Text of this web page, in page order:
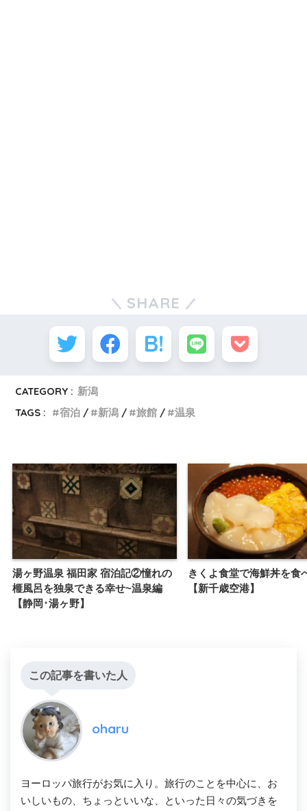
SHARE
CATEGORY : 新潟
TAGS :
宿泊 新潟 旅館 温泉
湯ヶ野温泉 福田家 宿泊記②憧れの
榧風呂を独泉できる幸せ~温泉編
【静岡･湯ヶ野】
きくよ食堂で海鮮丼を食
【新千歳空港】
この記事を書いた人
oharu
ヨーロッパ旅行がお気に入り。旅行のことを中心に、お
いしいもの、ちょっといいな、といった日々の気づきを